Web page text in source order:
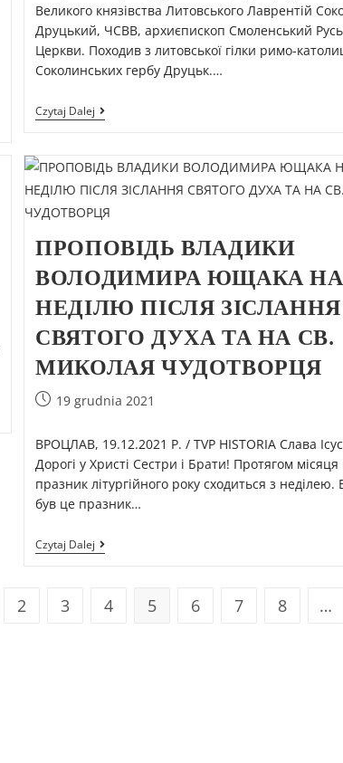
Великого князівства Литовського Лаврентій
Друцький, ЧСВВ, архиєпископ Смоленський
Церкви. Походив з литовської гілки римо-
Соколинських гербу Друцьк.…
Czytaj Dalej
ПРОПОВІДЬ ВЛАДИКИ
ВОЛОДИМИРА ЮЩАКА
НЕДІЛЮ ПІСЛЯ ЗІСЛАННЯ
СВЯТОГО ДУХА ТА НА СВ.
МИКОЛАЯ ЧУДОТВОРЦЯ
19 grudnia 2021
ВРОЦЛАВ, 19.12.2021 Р. / TVP HISTORIA Слава
Дорогі у Христі Сестри і Брати! Протягом
празник літургійного року сходиться з неділею.
був це празник…
Czytaj Dalej
2 3 4 5 6 7 8 …